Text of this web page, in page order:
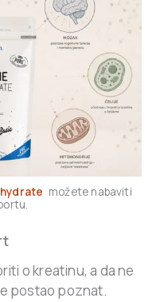
možete nabaviti
o kreatinu, a da ne
postao poznat.